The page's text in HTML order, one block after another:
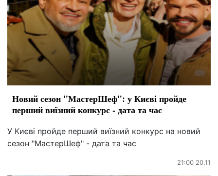
Новий сезон "МастерШеф": у Києві пройде
перший виїзний конкурс - дата та час
У Києві пройде перший виїзний конкурс на новий
сезон "МастерШеф" - дата та час
21:00 20.11